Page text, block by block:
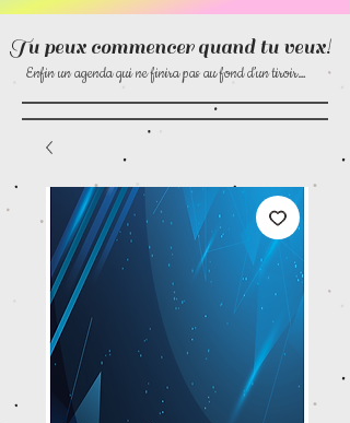
Tu peux commencer quand tu veux!
Enfin un agenda qui ne finira pas au fond d’un tiroir…